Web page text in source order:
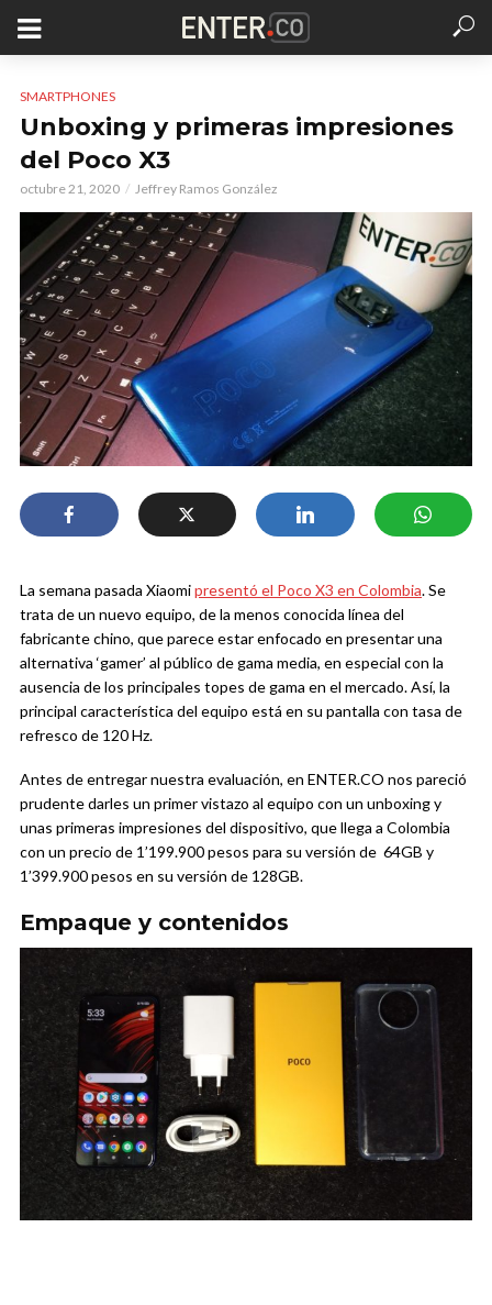
SMARTPHONES
Unboxing y primeras impresiones
del Poco X3
octubre 21, 2020 Jeffrey Ramos González
La semana pasada Xiaomipresentó el Poco X3 en Colombia. Se
trata de un nuevo equipo, de la menos conocida línea del
fabricante chino, que parece estar enfocado en presentar una
alternativa ‘gamer’ al público de gama media, en especial con la
ausencia de los principales topes de gama en el mercado. Así, la
principal característica del equipo está en su pantalla con tasa de
refresco de 120 Hz.
Antes de entregar nuestra evaluación, en ENTER.CO nos pareció
prudente darles un primer vistazo al equipo con un unboxing y
unas primeras impresiones del dispositivo, que llega a Colombia
con un precio de 1’199.900 pesos para su versión de 64GB y
1’399.900 pesos en su versión de 128GB.
Empaque y contenidos